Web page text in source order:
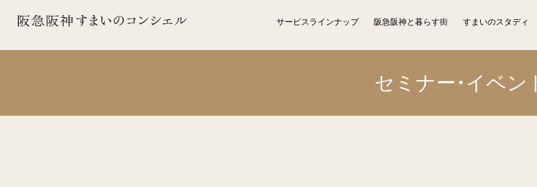
サービスラインナップ 阪急阪神と暮らす街 すまいのスタディ
セミナー・イベン